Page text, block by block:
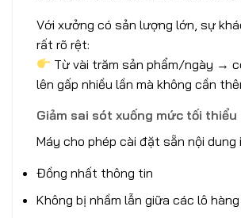
Với xưởng có sản lượng lớn, sự
rất rõ rệt:
Từ vài trăm sản phẩm/ngày →
lên gấp nhiều lần mà không cần
Giảm sai sót xuống mức tối thiểu
Máy cho phép cài đặt sẵn nội dung
Đồng nhất thông tin
Không bị nhầm lẫn giữa các lô hàng